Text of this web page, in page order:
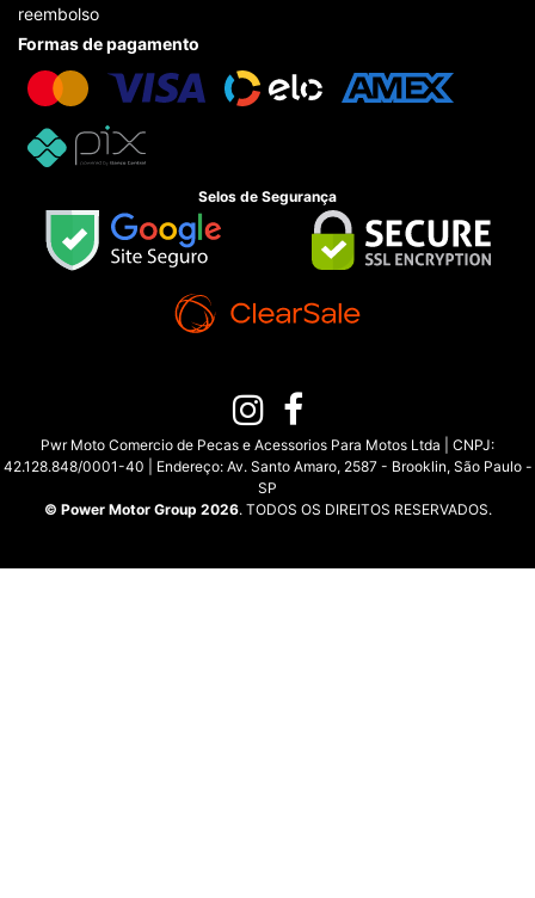
reembolso
Formas de pagamento
Selos de Segurança
Pwr Moto Comercio de Pecas e Acessorios Para Motos Ltda | CNPJ:
42.128.848/0001-40 | Endereço: Av. Santo Amaro, 2587 - Brooklin, São Paulo -
SP
© Power Motor Group 2026. TODOS OS DIREITOS RESERVADOS.